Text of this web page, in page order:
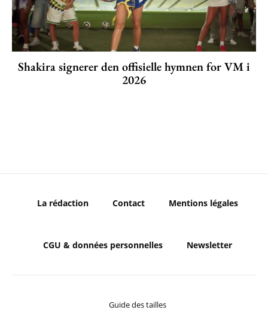
Shakira signerer den offisielle hymnen for VM i
2026
La rédaction Contact Mentions légales
CGU & données personnelles Newsletter
Guide des tailles